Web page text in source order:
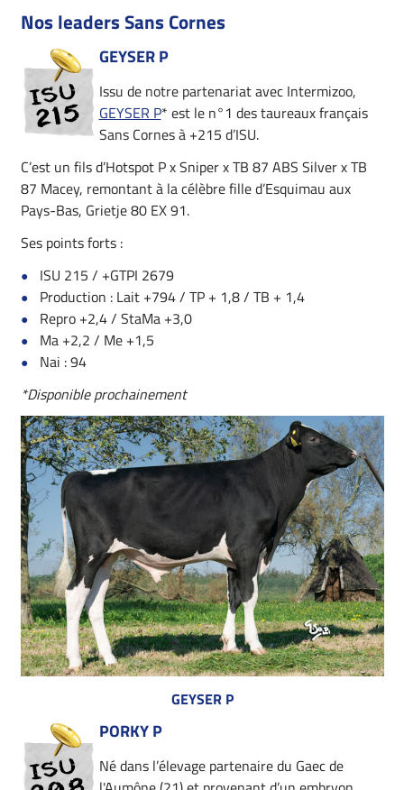
Nos leaders Sans Cornes
GEYSER P
Issu de notre partenariat avec Intermizoo,
GEYSER P* est le n°1 des taureaux français
Sans Cornes à +215 d’ISU.
C’est un fils d’Hotspot P x Sniper x TB 87 ABS Silver x TB
87 Macey, remontant à la célèbre fille d’Esquimau aux
Pays-Bas, Grietje 80 EX 91.
Ses points forts :
ISU 215 / +GTPI 2679
Production : Lait +794 / TP + 1,8 / TB + 1,4
Repro +2,4 / StaMa +3,0
Ma +2,2 / Me +1,5
Nai : 94
*Disponible prochainement
GEYSER P
PORKY P
Né dans l’élevage partenaire du Gaec de